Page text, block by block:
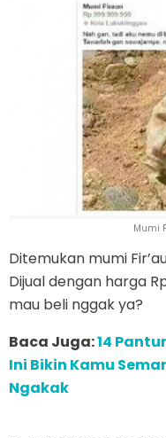
Mumi
Ditemukan mumi
Dijual dengan harga
mau beli nggak ya?
Baca Juga:14
Ini Bikin Kamu
Ngakak